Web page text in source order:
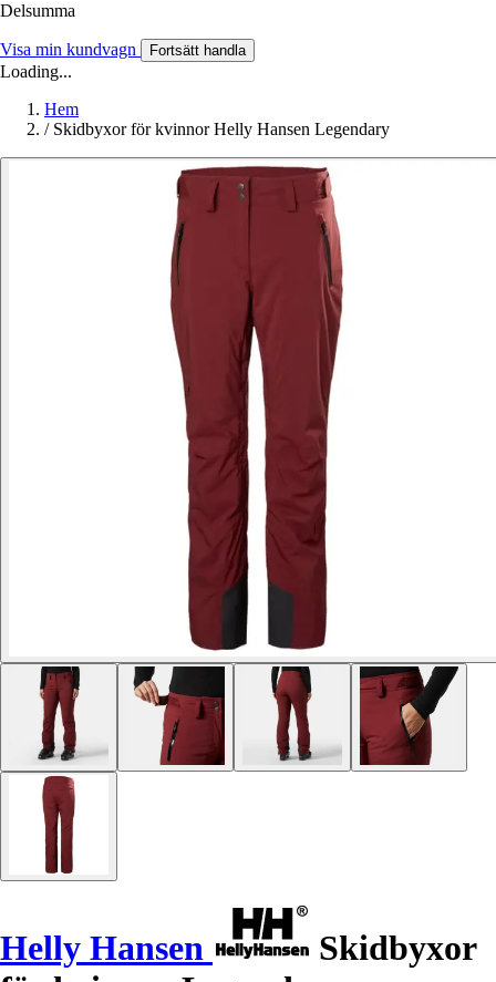
Delsumma
Visa min kundvagn Fortsätt handla
Loading...
Hem
/ Skidbyxor för kvinnor Helly Hansen Legendary
Helly Hansen
Skidbyxor